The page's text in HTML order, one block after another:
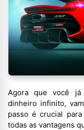
Agora que você já
dinheiro infinito,
passo é crucial
todas as vantagens